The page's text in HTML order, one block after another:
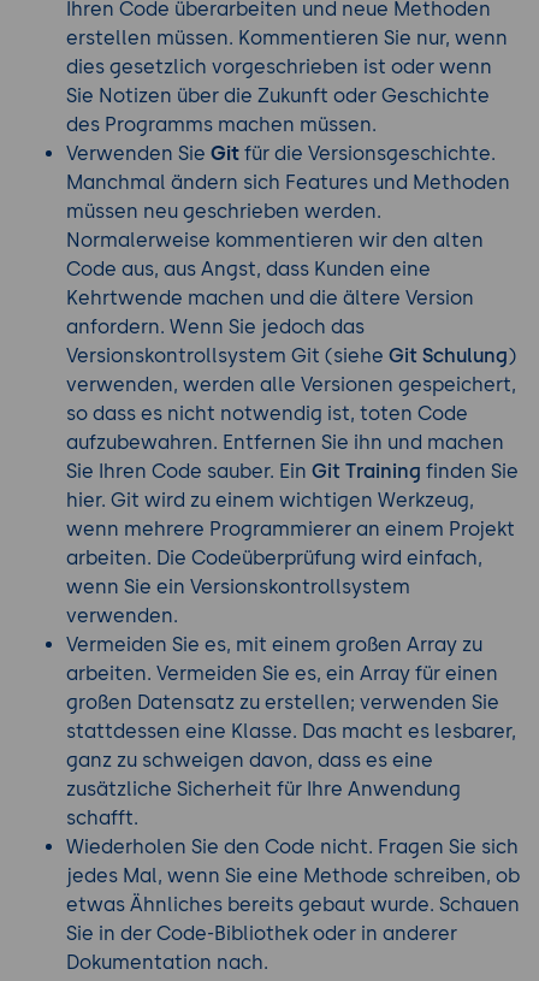
Ihren Code überarbeiten und neue Methoden
erstellen müssen. Kommentieren Sie nur, wenn
dies gesetzlich vorgeschrieben ist oder wenn
Sie Notizen über die Zukunft oder Geschichte
des Programms machen müssen.
Verwenden Sie Git für die Versionsgeschichte.
Manchmal ändern sich Features und Methoden
müssen neu geschrieben werden.
Normalerweise kommentieren wir den alten
Code aus, aus Angst, dass Kunden eine
Kehrtwende machen und die ältere Version
anfordern. Wenn Sie jedoch das
Versionskontrollsystem Git (siehe Git Schulung)
verwenden, werden alle Versionen gespeichert,
so dass es nicht notwendig ist, toten Code
aufzubewahren. Entfernen Sie ihn und machen
Sie Ihren Code sauber. Ein Git Training finden Sie
hier. Git wird zu einem wichtigen Werkzeug,
wenn mehrere Programmierer an einem Projekt
arbeiten. Die Codeüberprüfung wird einfach,
wenn Sie ein Versionskontrollsystem
verwenden.
Vermeiden Sie es, mit einem großen Array zu
arbeiten. Vermeiden Sie es, ein Array für einen
großen Datensatz zu erstellen; verwenden Sie
stattdessen eine Klasse. Das macht es lesbarer,
ganz zu schweigen davon, dass es eine
zusätzliche Sicherheit für Ihre Anwendung
schafft.
Wiederholen Sie den Code nicht. Fragen Sie sich
jedes Mal, wenn Sie eine Methode schreiben, ob
etwas Ähnliches bereits gebaut wurde. Schauen
Sie in der Code-Bibliothek oder in anderer
Dokumentation nach.